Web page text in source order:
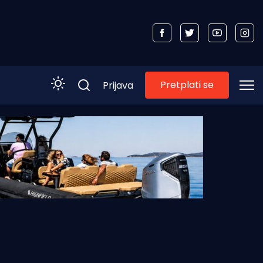
Prijava Pretplati se